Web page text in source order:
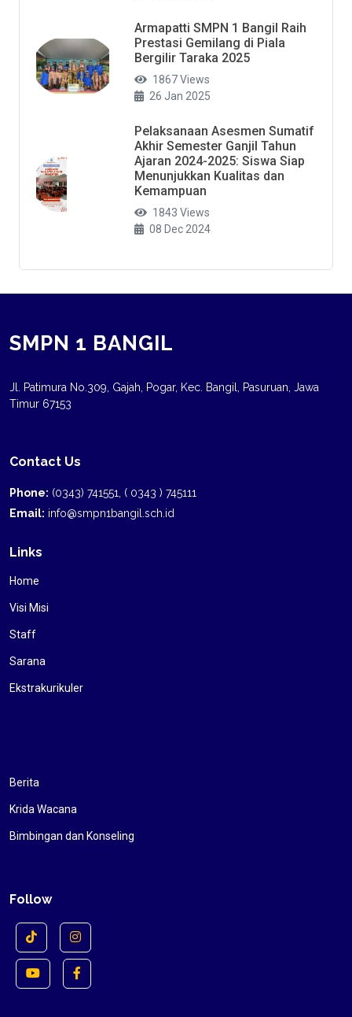
Armapatti SMPN 1 Bangil Raih
Prestasi Gemilang di Piala
Bergilir Taraka 2025
1867 Views
26 Jan 2025
Pelaksanaan Asesmen Sumatif
Akhir Semester Ganjil Tahun
Ajaran 2024-2025: Siswa Siap
Menunjukkan Kualitas dan
Kemampuan
1843 Views
08 Dec 2024
SMPN 1 BANGIL
Jl. Patimura No.309, Gajah, Pogar, Kec. Bangil, Pasuruan, Jawa
Timur 67153
Contact Us
Phone: (0343) 741551, ( 0343 ) 745111
Email: info@smpn1bangil.sch.id
Links
Home
Visi Misi
Staff
Sarana
Ekstrakurikuler
Berita
Krida Wacana
Bimbingan dan Konseling
Follow